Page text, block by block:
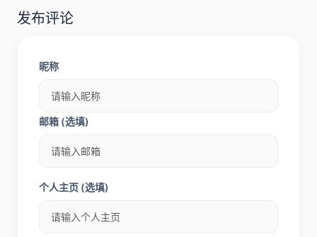
发布评论
昵称
邮箱 (选填)
个人主页 (选填)